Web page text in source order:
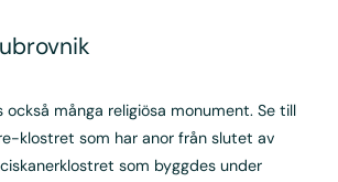
också många religiösa monument. Se till
klostret som har anor från slutet av
som byggdes under